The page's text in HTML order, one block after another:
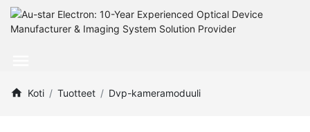
Koti Tuotteet Dvp-kameramoduuli